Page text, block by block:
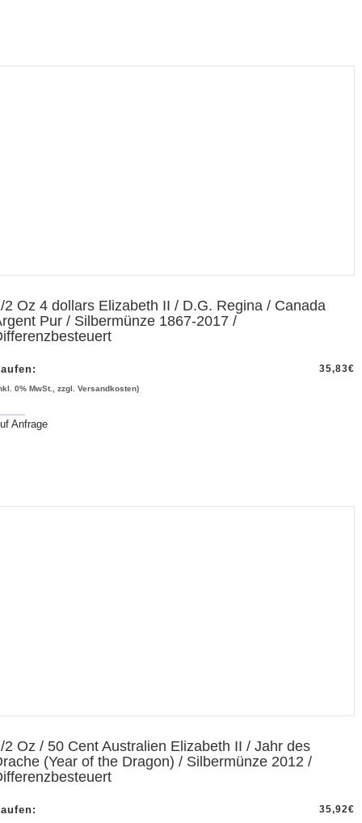
2 Oz 4 dollars Elizabeth II / D.G. Regina / Canada
Pur / Silbermünze 1867-2017 /
35,83€
0% MwSt., zzgl. Versandkosten)
Anfrage
2 Oz / 50 Cent Australien Elizabeth II / Jahr des
(Year of the Dragon) / Silbermünze 2012 /
35,92€